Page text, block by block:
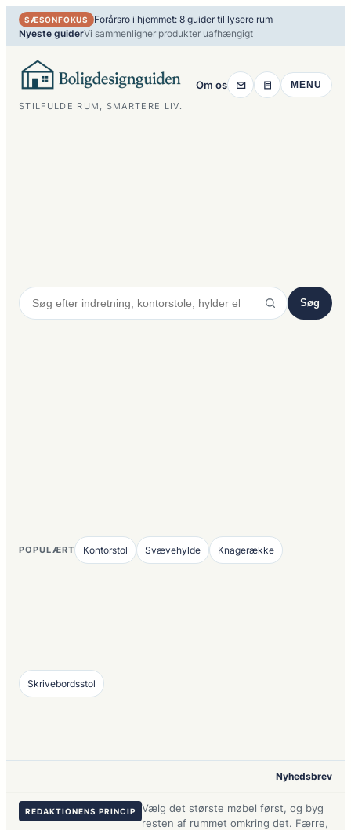
Spring
indhold
SÆSONFOKUS
Forårsro i hjemmet: 8 guider til lysere rum
Nyeste guiderVi sammenligner produkter uafhængigt
STILFULDE RUM, SMARTERE LIV.
Om os MENU
Søg
POPULÆRT Kontorstol Svævehylde Knagerække
Skrivebordsstol
Nyhedsbrev
REDAKTIONENS PRINCIP
Vælg det største møbel først, og byg
resten af rummet omkring det. Færre,